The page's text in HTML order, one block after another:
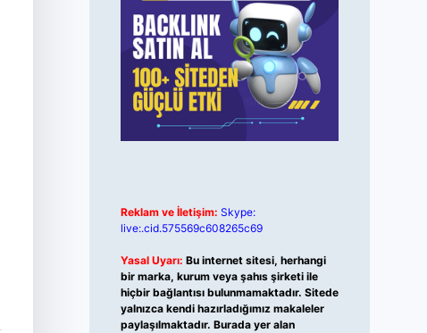
Reklam ve İletişim: Skype:
live:.cid.575569c608265c69
Yasal Uyarı: Bu internet sitesi, herhangi
bir marka, kurum veya şahıs şirketi ile
hiçbir bağlantısı bulunmamaktadır. Sitede
yalnızca kendi hazırladığımız makaleler
paylaşılmaktadır. Burada yer alan